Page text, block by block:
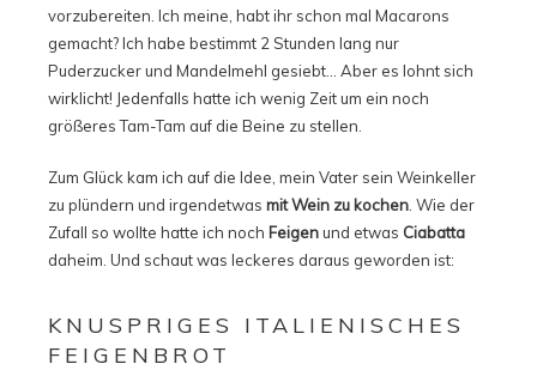
vorzubereiten. Ich meine, habt ihr schon mal Macarons
gemacht? Ich habe bestimmt 2 Stunden lang nur
Puderzucker und Mandelmehl gesiebt… Aber es lohnt sich
wirklicht! Jedenfalls hatte ich wenig Zeit um ein noch
größeres Tam-Tam auf die Beine zu stellen.
Zum Glück kam ich auf die Idee, mein Vater sein Weinkeller
zu plündern und irgendetwas mit Wein zu kochen . Wie der
Zufall so wollte hatte ich noch Feigenund etwas Ciabatta
daheim. Und schaut was leckeres daraus geworden ist:
KNUSPRIGES ITALIENISCHES
FEIGENBROT